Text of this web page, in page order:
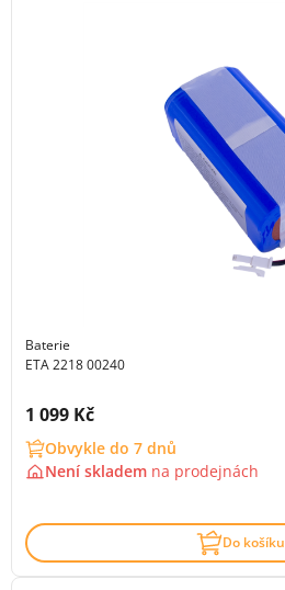
Baterie
ETA 2218 00240
Cena s DPH:
1 099 Kč
Obvykle do 7 dnů
Není skladem na prodejnách
Do košíku